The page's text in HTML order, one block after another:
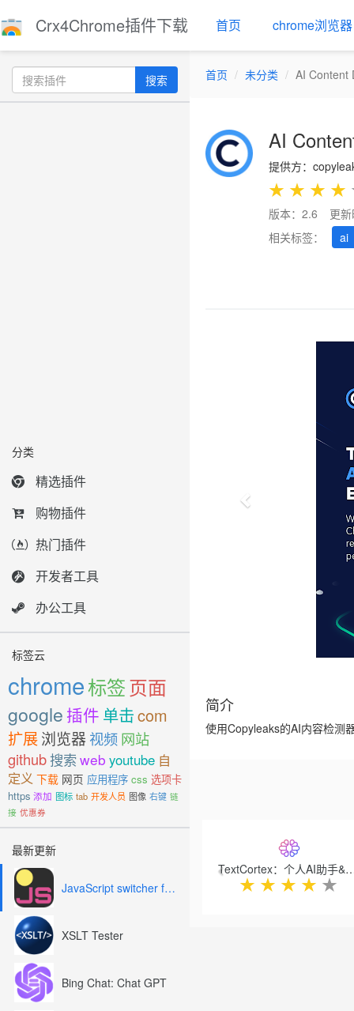
Crx4Chrome插件下载 首页 chrome浏览器
搜索
分类
精选插件
购物插件
热门插件
开发者工具
办公工具
标签云
chrome标签页面
google 插件 单击com
扩展浏览器 视频网站
github搜索web youtube 自
定义 下载 网页 应用程序 css 选项卡
https 添加 图标 tab 开发人员 图像 右键 链
接 优惠券
最新更新
JavaScript switcher for SEO and development
XSLT Tester
Bing Chat: Chat GPT
首页 未分类 AI Content
AI
提供方：
★ ★ ★ ★
版本：2.6
更
相关标签：
ai
简介
使用Copyleaks的AI内容检测
TextCortex：个
★ ★ ★ ★ ★